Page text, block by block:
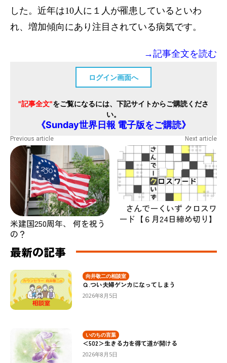
した。近年は10人に１人が罹患しているといわ
れ、増加傾向にあり注目されている病気です。
→記事全文を読む
ログイン画面へ
"記事全文"をご覧になるには、下記サイトからご購読くださ
い。
《Sunday世界日報 電子版をご購読》
Previous article
米建国250周年、 何を祝う
の？
Next article
さんでーくいず クロスワ
ード【６月24日締め切り】
最新の記事
向井敬二の相談室
Ｑ.つい夫婦ゲンカになってしまう
2026年8月5日
いのちの言葉
＜502＞生きる力を得て道が開ける
2026年8月5日